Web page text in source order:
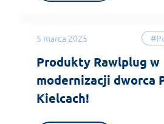
5 marca 2025
Produkty Rawlplug w
modernizacji dworca
Kielcach!